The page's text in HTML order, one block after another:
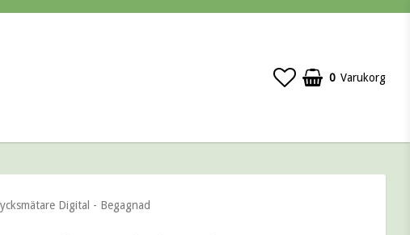
0 Varukorg
Digital - Begagnad